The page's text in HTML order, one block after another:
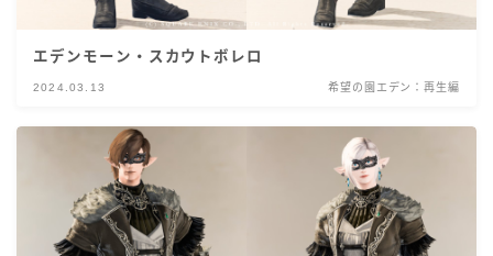
エデンモーン・スカウトボレロ
2024.03.13 希望の園エデン：再生編